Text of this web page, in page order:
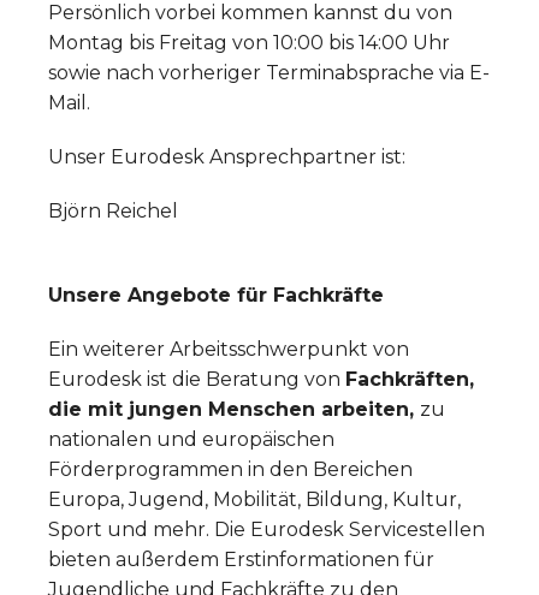
Persönlich vorbei kommen kannst du von
Montag bis Freitag von 10:00 bis 14:00 Uhr
sowie nach vorheriger Terminabsprache via E-
Mail.
Unser Eurodesk Ansprechpartner ist:
Björn Reichel
Unsere Angebote für Fachkräfte
Ein weiterer Arbeitsschwerpunkt von
Eurodesk ist die Beratung von Fachkräften,
die mit jungen Menschen arbeiten, zu
nationalen und europäischen
Förderprogrammen in den Bereichen
Europa, Jugend, Mobilität, Bildung, Kultur,
Sport und mehr. Die Eurodesk Servicestellen
bieten außerdem Erstinformationen für
Jugendliche und Fachkräfte zu den